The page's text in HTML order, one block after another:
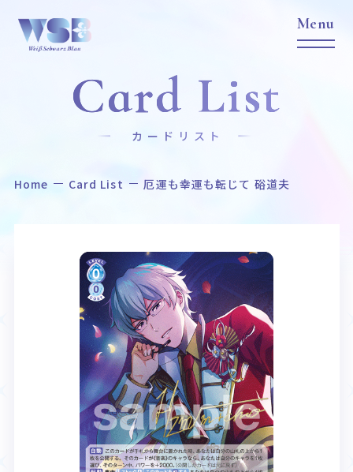
Home News
作品タイトル 商品情報
Event
イベント
Card List
カードリスト
Rule / Q&A
ルール/Q&A
Deck Recipe
デッキレシピ
Card List
カードリスト
Home Card List 厄運も幸運も転じて 硲道夫